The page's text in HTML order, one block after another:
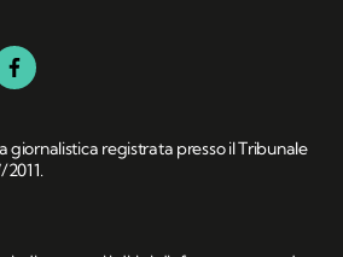
giornalistica registrata presso il Tribunale